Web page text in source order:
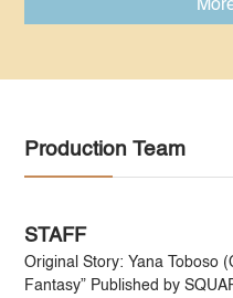
Production Team
STAFF
Original Story: Yana Toboso
Fantasy” Published by